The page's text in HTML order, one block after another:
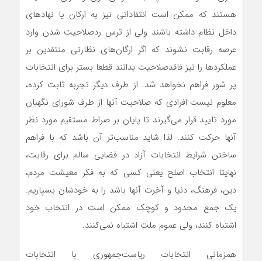
هستند که ممکن است انتقاداتی نیز به ارکان یا نهادهای
داخل نظام داشته باشند ولی از ترس ردصلاحیت شدن وارد
عرصه رقابت نشوند که اگر ارگان‌های نظارتی منتقدین بر
عملکردها را نیز فاقدصلاحیت بدانند قطعا بستر برای انتخابات
پر شور فراهم نخواهد شد. از طرف دیگر تجربه ثابت کرده،
معلوم نیست افرادی که صلاحیت آنها از طرف شورای نگهبان
مورد تایید قرار می‌گیرند تا پایان بر صراط مستقیم مورد نظر
آنها حرکت کنند. لذا شاید مناسب‌تر آن باشد که با فراهم
ساختن شرایط انتخابات آزاد در فضایی سالم برای رقابت،
نهایتا انتخاب اصلح یعنی کسی که به فکر معیشت مردم،
دین، فرهنگ، دنیا و آخرت آنها باشد را به خودشان بسپاریم.
یک جمع محدود و کوچک ممکن است در انتخاب خود
اشتباه کنند، ولی عموم ملت اشتباه نمی‌کنند.
همزمانی انتخابات ریاست‌جمهوری با انتخابات